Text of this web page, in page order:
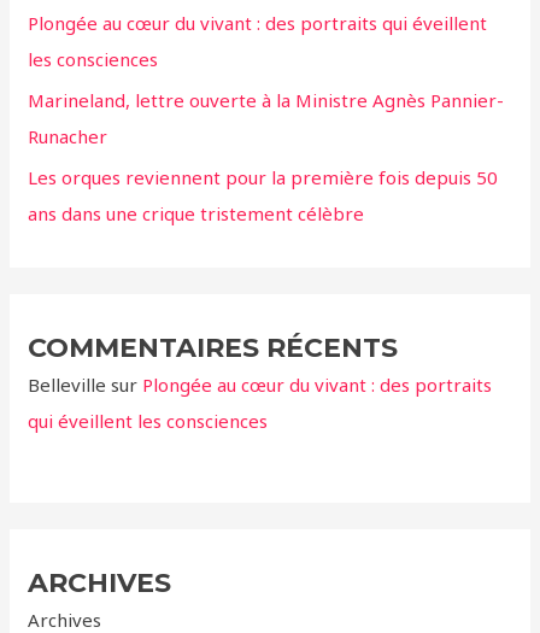
:
Plongée au cœur du vivant : des portraits qui éveillent
les consciences
Marineland, lettre ouverte à la Ministre Agnès Pannier-
Runacher
Les orques reviennent pour la première fois depuis 50
ans dans une crique tristement célèbre
COMMENTAIRES RÉCENTS
Belleville sur Plongée au cœur du vivant : des portraits
qui éveillent les consciences
ARCHIVES
Archives